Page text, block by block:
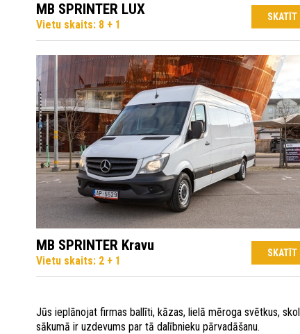
MB SPRINTER LUX
Vietu skaits: 8 + 1
SKATĪT
MB SPRINTER Kravu
Vietu skaits: 2 + 1
SKATĪT
Jūs ieplānojat firmas ballīti, kāzas, lielā mēroga svētkus,
sākumā ir uzdevums par tā dalībnieku pārvadāšanu.